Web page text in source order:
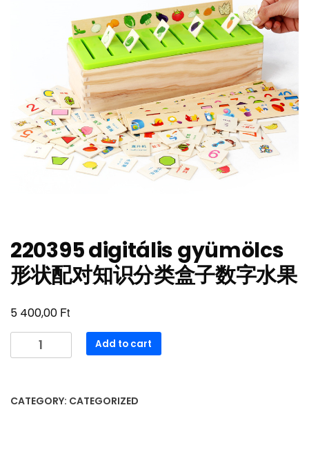
220395 digitális gyümölcs
形状配对知识分类盒子数字水果
5 400,00 Ft
220395
digitális
状
Add to cart
CATEGORY: CATEGORIZED